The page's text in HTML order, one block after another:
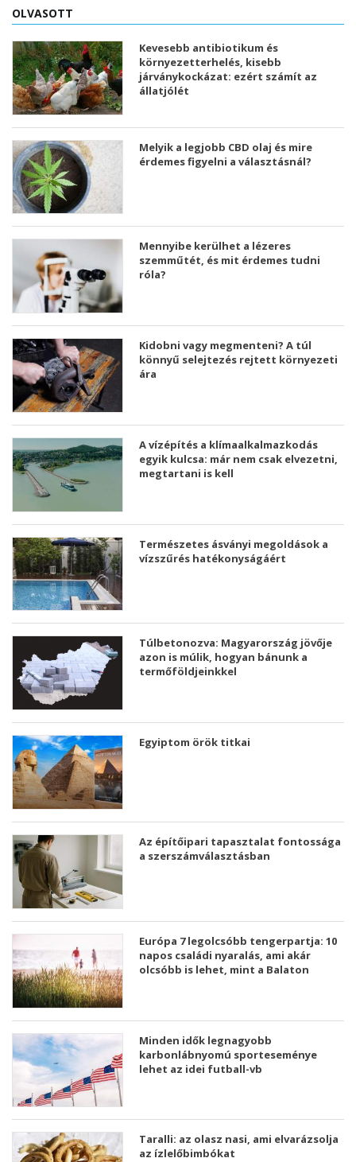
OLVASOTT
Kevesebb antibiotikum és
környezetterhelés, kisebb
járványkockázat: ezért számít az
állatjólét
Melyik a legjobb CBD olaj és mire
érdemes figyelni a választásnál?
Mennyibe kerülhet a lézeres
szemműtét, és mit érdemes tudni
róla?
Kidobni vagy megmenteni? A túl
könnyű selejtezés rejtett környezeti
ára
A vízépítés a klímaalkalmazkodás
egyik kulcsa: már nem csak elvezetni,
megtartani is kell
Természetes ásványi megoldások a
vízszűrés hatékonyságáért
Túlbetonozva: Magyarország jövője
azon is múlik, hogyan bánunk a
termőföldjeinkkel
Egyiptom örök titkai
Az építőipari tapasztalat fontossága
a szerszámválasztásban
Európa 7 legolcsóbb tengerpartja: 10
napos családi nyaralás, ami akár
olcsóbb is lehet, mint a Balaton
Minden idők legnagyobb
karbonlábnyomú sporteseménye
lehet az idei futball-vb
Taralli: az olasz nasi, ami elvarázsolja
az ízlelőbimbókat